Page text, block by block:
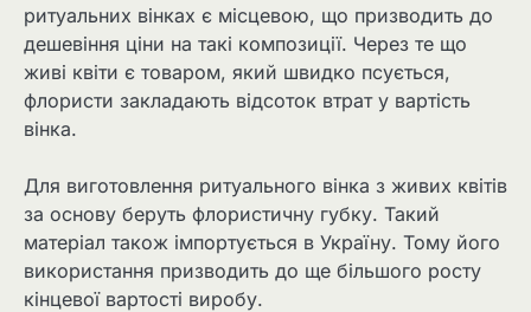
ритуальних вінках є місцевою, що призводить до
дешевіння ціни на такі композиції. Через те що
живі квіти є товаром, який швидко псується,
флористи закладають відсоток втрат у вартість
вінка.
Для виготовлення ритуального вінка з живих квітів
за основу беруть флористичну губку. Такий
матеріал також імпортується в Україну. Тому його
використання призводить до ще більшого росту
кінцевої вартості виробу.